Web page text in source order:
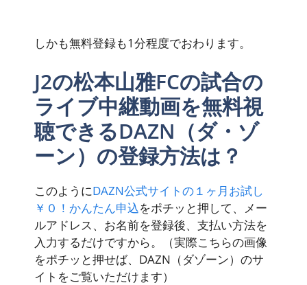
しかも無料登録も1分程度でおわります。
J2の松本山雅FCの試合の
ライブ中継動画を無料視
聴できるDAZN（ダ・ゾ
ーン）の登録方法は？
このようにDAZN公式サイトの１ヶ月お試し
￥０！かんたん申込をポチッと押して、メー
ルアドレス、お名前を登録後、支払い方法を
入力するだけですから。（実際こちらの画像
をポチッと押せば、DAZN（ダゾーン）のサ
イトをご覧いただけます）